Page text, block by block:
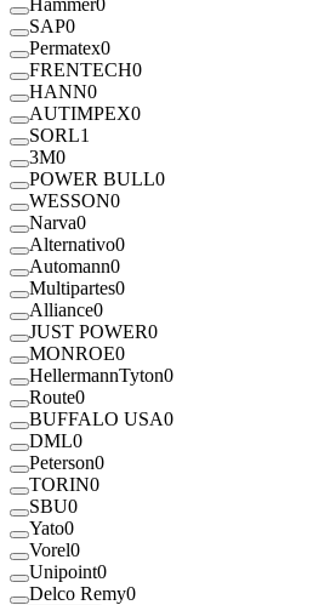
SAP0
Permatex0
FRENTECH0
HANN0
AUTIMPEX0
SORL1
3M0
POWER BULL0
WESSON0
Narva0
Alternativo0
Automann0
Multipartes0
Alliance0
JUST POWER0
MONROE0
HellermannTyton0
Route0
BUFFALO USA0
DML0
Peterson0
TORIN0
SBU0
Yato0
Vorel0
Unipoint0
Delco Remy0